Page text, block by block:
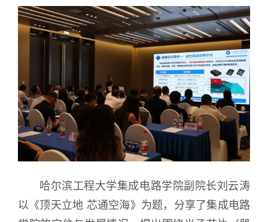
哈尔滨工程大学集成电路学院副院长刘云涛
以《顶天立地 芯通空海》为题，分享了集成电路